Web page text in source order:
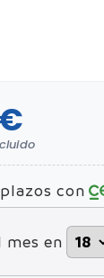
con
mes en